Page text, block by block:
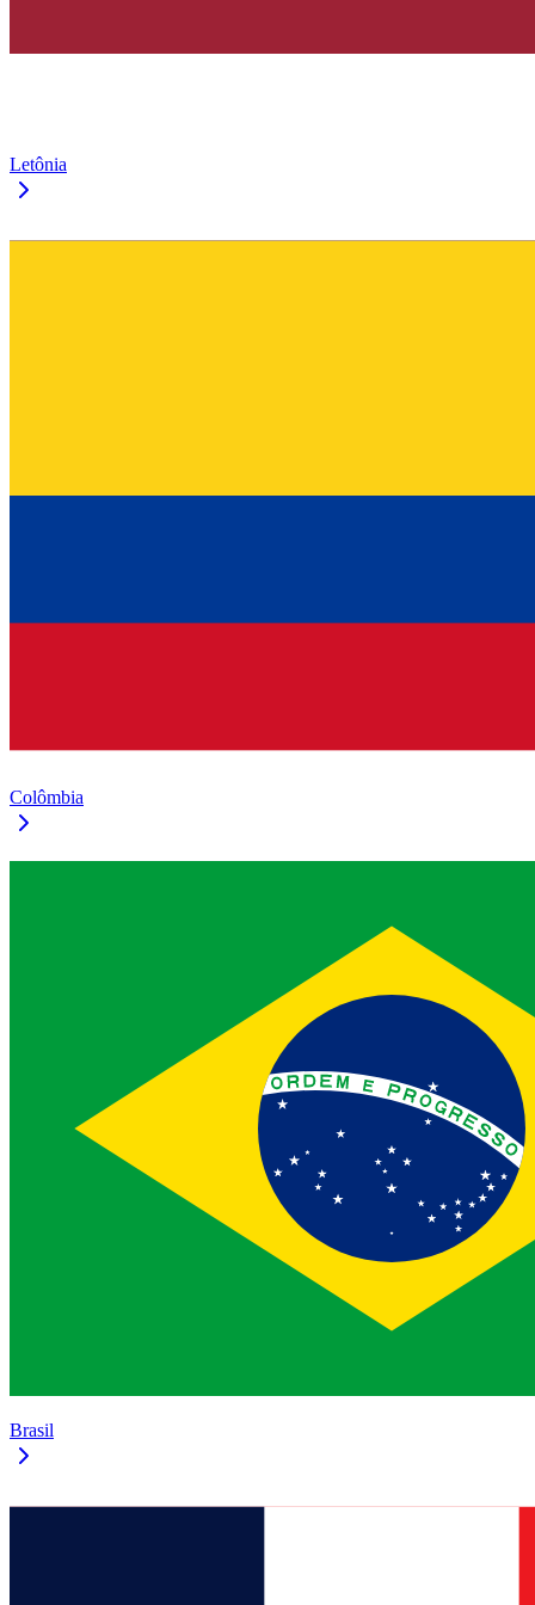
Letônia
Colômbia
Brasil